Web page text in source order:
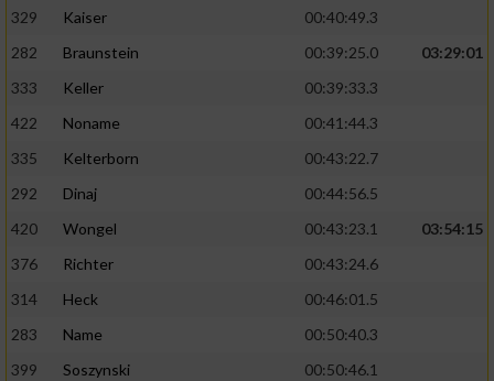
329
Kaiser
00:40:49.3
282
Braunstein 00:39:25.0
03:29:01
333
Keller
00:39:33.3
422
Noname
00:41:44.3
335
Kelterborn
00:43:22.7
292
Dinaj
00:44:56.5
420
Wongel 00:43:23.1
03:54:15
376
Richter
00:43:24.6
314
Heck
00:46:01.5
283
Name
00:50:40.3
399
Soszynski
00:50:46.1